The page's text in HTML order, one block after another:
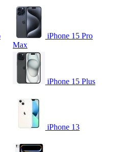
iPhone 15 Pro
Max
iPhone 15 Plus
iPhone 13